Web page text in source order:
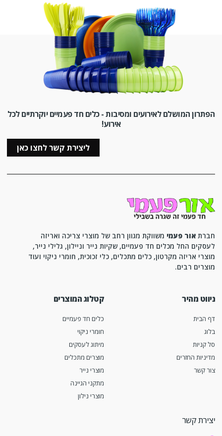
הפתרון המושלם לאירועים ומסיבות - כלים חד פעמיים יוקרתיים לכל
אירוע!
ליצירת קשר לחצו כאן
חברת אור פעמי משווקת מגוון רחב של מוצרי צריכה ואריזה
לעסקים החל מכלים חד פעמיים, שקיות נייר וניילון, גלילי נייר,
מוצרי אריזה מקרטון, כלים מתכלים, כלי זכוכית, חומרי ניקוי ועוד
מוצרים רבים.
ניווט מהיר
דף הבית
בלוג
סל קניות
מדיניות החזרים
צור קשר
קטלוג המוצרים
כלים חד פעמיים
חומרי ניקוי
מיתוג לעסקים
מוצרים מתכלים
מוצרי נייר
מתקני הגיינה
מוצרי נילון
יצירת קשר